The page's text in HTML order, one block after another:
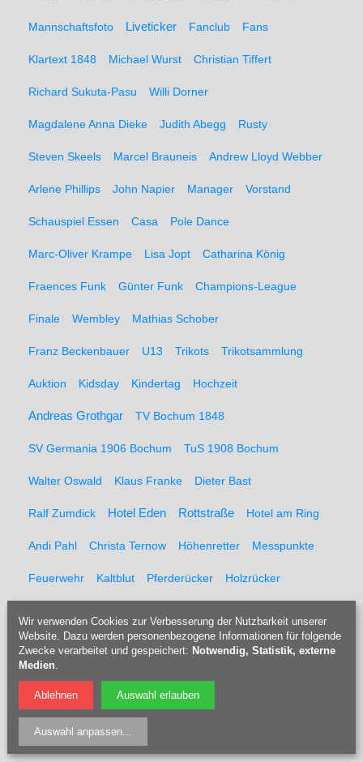
Mannschaftsfoto Liveticker Fanclub Fans
Klartext 1848 Michael Wurst Christian Tiffert
Richard Sukuta-Pasu Willi Dorner
Magdalene Anna Dieke Judith Abegg Rusty
Steven Skeels Marcel Brauneis Andrew Lloyd Webber
Arlene Phillips John Napier Manager Vorstand
Schauspiel Essen Casa Pole Dance
Marc-Oliver Krampe Lisa Jopt Catharina König
Fraences Funk Günter Funk Champions-League
Finale Wembley Mathias Schober
Franz Beckenbauer U13 Trikots Trikotsammlung
Auktion Kidsday Kindertag Hochzeit
Andreas Grothgar TV Bochum 1848
SV Germania 1906 Bochum TuS 1908 Bochum
Walter Oswald Klaus Franke Dieter Bast
Ralf Zumdick Hotel Eden Rottstraße Hotel am Ring
Andi Pahl Christa Ternow Höhenretter Messpunkte
Feuerwehr Kaltblut Pferderücker Holzrücker
Tippelsberg Jubiläumsfeier Solidaritätsfest
Bücherei Kaberettist Flötenbau
Doris Kulossa
Wir verwenden Cookies zur Verbesserung der Nutzbarkeit unserer
Website. Dazu werden personenbezogene Informationen für folgende
Zwecke verarbeitet und gespeichert: Notwendig, Statistik, externe
Medien.
Ablehnen Auswahl erlauben
Auswahl anpassen...